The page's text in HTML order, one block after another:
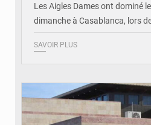
Les Aigles Dames ont dominé
dimanche à Casablanca, lors
SAVOIR PLUS